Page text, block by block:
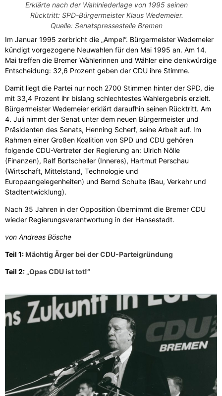
Erklärte nach der Wahlniederlage von 1995 seinen
Rücktritt: SPD-Bürgermeister Klaus Wedemeier.
Quelle: Senatspressestelle Bremen
Im Januar 1995 zerbricht die „Ampel“. Bürgermeister Wedemeier
kündigt vorgezogene Neuwahlen für den Mai 1995 an. Am 14.
Mai treffen die Bremer Wählerinnen und Wähler eine denkwürdige
Entscheidung: 32,6 Prozent geben der CDU ihre Stimme.
Damit liegt die Partei nur noch 2700 Stimmen hinter der SPD, die
mit 33,4 Prozent ihr bislang schlechtestes Wahlergebnis erzielt.
Bürgermeister Wedemeier erklärt daraufhin seinen Rücktritt. Am
4. Juli nimmt der Senat unter dem neuen Bürgermeister und
Präsidenten des Senats, Henning Scherf, seine Arbeit auf. Im
Rahmen einer Großen Koalition von SPD und CDU gehören
folgende CDU-Vertreter der Regierung an: Ulrich Nölle
(Finanzen), Ralf Bortscheller (Inneres), Hartmut Perschau
(Wirtschaft, Mittelstand, Technologie und
Europaangelegenheiten) und Bernd Schulte (Bau, Verkehr und
Stadtentwicklung).
Nach 35 Jahren in der Opposition übernimmt die Bremer CDU
wieder Regierungsverantwortung in der Hansestadt.
von Andreas Bösche
Teil 1: Mächtig Ärger bei der CDU-Parteigründung
Teil 2: „Opas CDU ist tot!“